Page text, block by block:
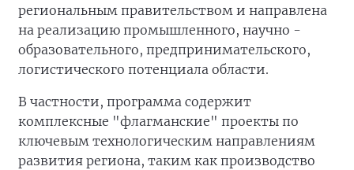
региональным правительством и направлена
на реализацию промышленного, научно -
образовательного, предпринимательского,
логистического потенциала области.
В частности, программа содержит
комплексные "флагманские" проекты по
ключевым технологическим направлениям
развития региона, таким как производство